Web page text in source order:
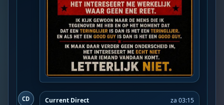
CD Current Direct za 03:15